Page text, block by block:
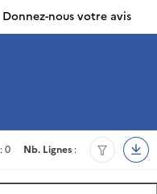
Donnez-nous votre avis
: 0 Nb. Lignes :